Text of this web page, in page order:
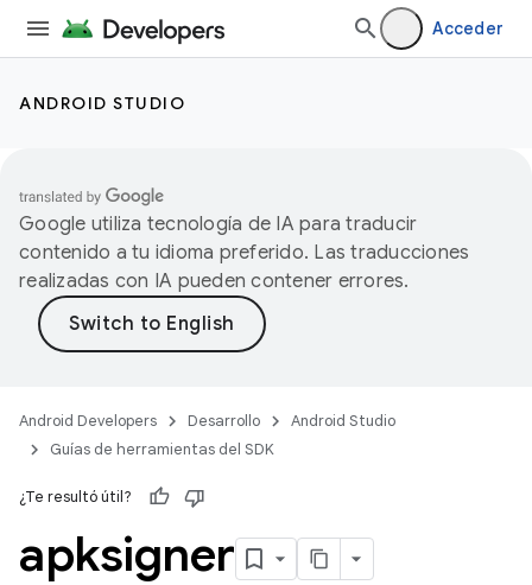
Acceder
ANDROID STUDIO
Google utiliza tecnología de IA para traducir
contenido a tu idioma preferido. Las traducciones
realizadas con IA pueden contener errores.
Android Developers Desarrollo
Android Studio
Guías de herramientas del SDK
¿Te resultó útil?
apksigner